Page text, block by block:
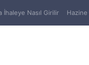
İhaleye Nasıl Girilir